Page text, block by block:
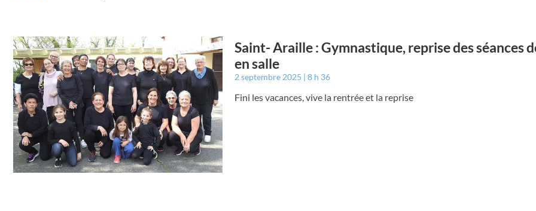
Saint- Araille : Gymnastique, reprise des séances
en salle
2 septembre 2025 8 h 36
Fini les vacances, vive la rentrée et la reprise